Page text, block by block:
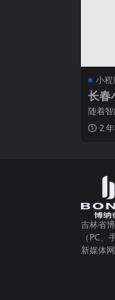
小程
长春
技术
随着
网的
种颇具
2
吉林省
（PC
新媒体